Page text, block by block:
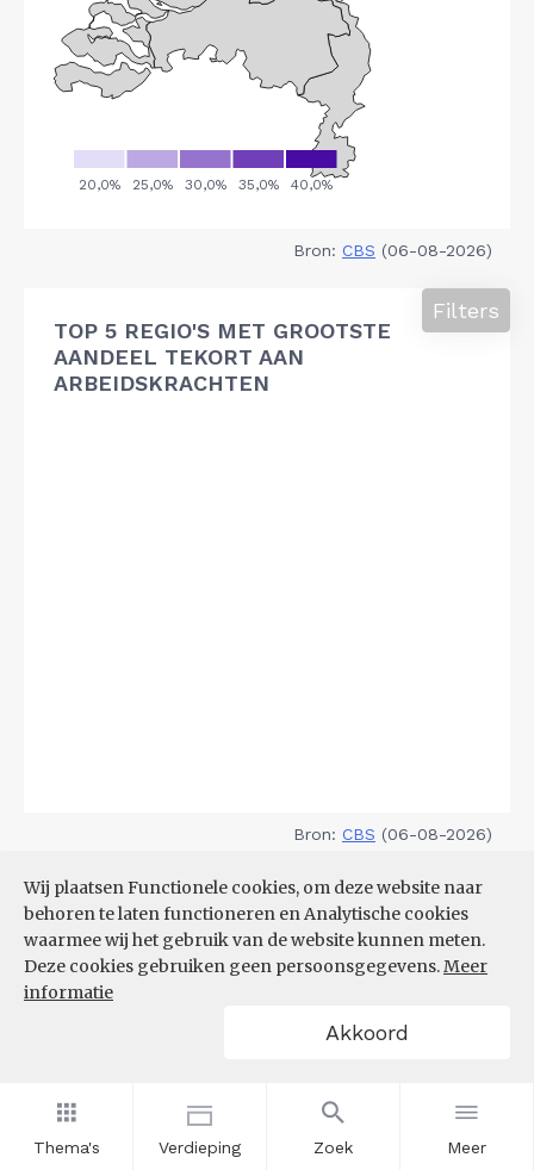
Thema's Verdieping Zoek Meer
Wij plaatsen Functionele cookies, om deze website naar
behoren te laten functioneren en Analytische cookies
waarmee wij het gebruik van de website kunnen meten.
Deze cookies gebruiken geen persoonsgegevens.Meer
informatie
Akkoord
Bron: CBS (06-08-2026)
TOP 5 REGIO'S MET GROOTSTE
AANDEEL TEKORT AAN
ARBEIDSKRACHTEN
Filters
Bron: CBS (06-08-2026)
TOP 10 REGIO'S MET KLEINSTE
AANDEEL TEKORT AAN
ARBEIDSKRACHTEN
Filters